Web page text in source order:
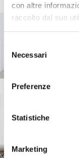
con altre
raccolto dal suo
del
consenso
Necessari
Preferenze
Statistiche
Marketing